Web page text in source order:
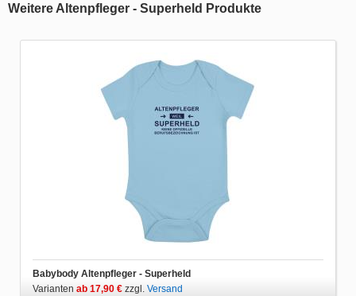
Weitere Altenpfleger - Superheld Produkte
Babybody Altenpfleger - Superheld
Varianten ab 17,90 € zzgl. Versand